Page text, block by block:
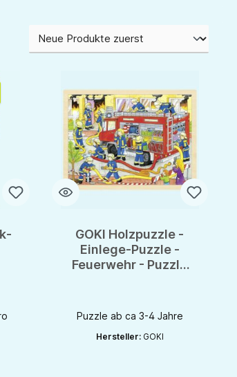
GOKI Holzpuzzle -
Einlege-Puzzle -
Feuerwehr - Puzzle
Puzzle ab ca 3-4 Jahre
Hersteller: GOKI